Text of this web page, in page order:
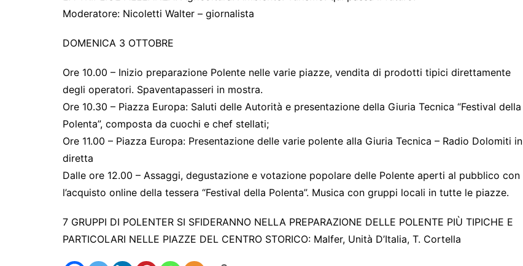
Moderatore: Nicoletti Walter – giornalista
DOMENICA 3 OTTOBRE
Ore 10.00 – Inizio preparazione Polente nelle varie piazze, vendita di prodotti tipici direttamente
degli operatori. Spaventapasseri in mostra.
Ore 10.30 – Piazza Europa: Saluti delle Autorità e presentazione della Giuria Tecnica “Festival della
Polenta”, composta da cuochi e chef stellati;
Ore 11.00 – Piazza Europa: Presentazione delle varie polente alla Giuria Tecnica – Radio Dolomiti in
diretta
Dalle ore 12.00 – Assaggi, degustazione e votazione popolare delle Polente aperti al pubblico con
l’acquisto online della tessera “Festival della Polenta”. Musica con gruppi locali in tutte le piazze.
7 GRUPPI DI POLENTER SI SFIDERANNO NELLA PREPARAZIONE DELLE POLENTE PIÙ TIPICHE E
PARTICOLARI NELLE PIAZZE DEL CENTRO STORICO: Malfer, Unità D’Italia, T. Cortella